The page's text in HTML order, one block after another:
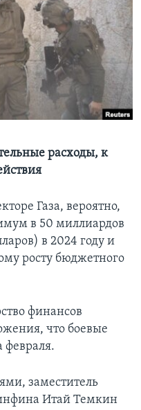
расходы, к
Газа, вероятно,
в 50 миллиардов
в 2024 году и
росту бюджетного
финансов
что боевые
февраля.
заместитель
Итай Темкин